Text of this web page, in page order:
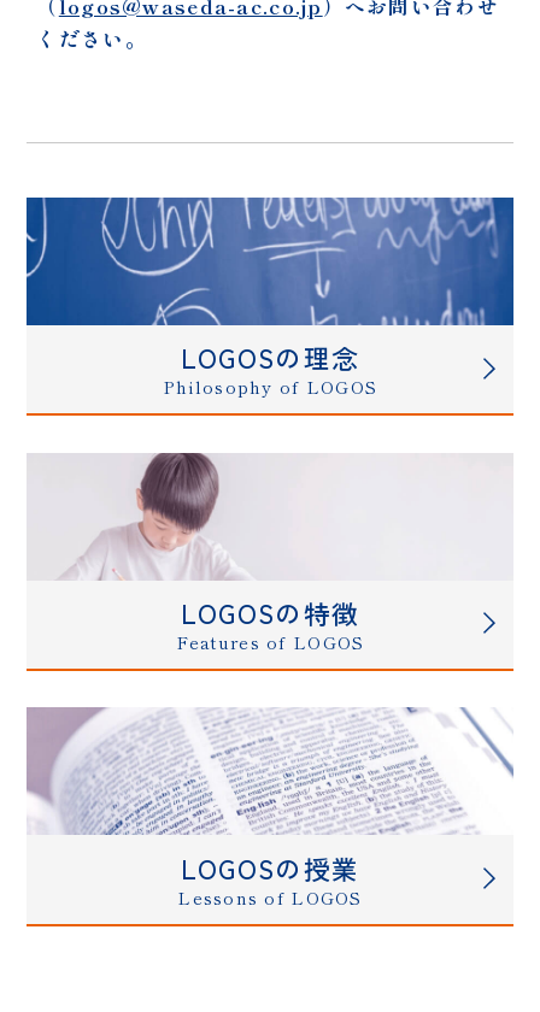
ください。
LOGOSの理念
Philosophy of LOGOS
LOGOSの特徴
Features of LOGOS
LOGOSの授業
Lessons of LOGOS